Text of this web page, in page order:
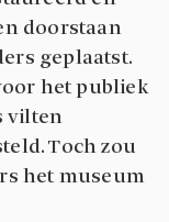
doorstaan
geplaatst.
het publiek
vilten
Toch zou
het museum